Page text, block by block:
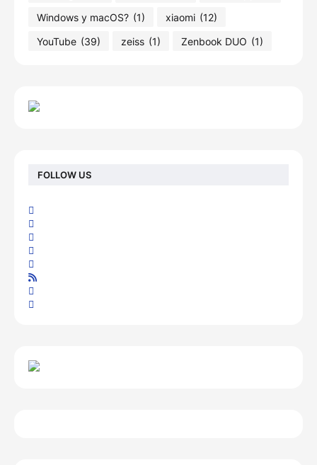
Windows y macOS? (1) xiaomi (12)
YouTube (39) zeiss (1) Zenbook DUO (1)
FOLLOW US